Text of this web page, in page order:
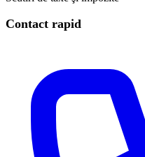
Contact rapid